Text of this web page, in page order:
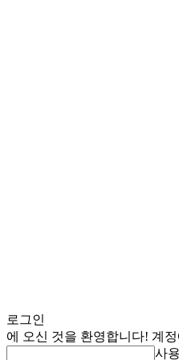
로그인
에 오신 것을 환영합니다! 계
사